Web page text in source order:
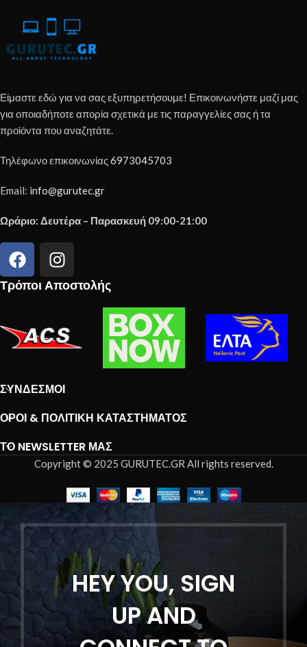
Είμαστε εδώ για να σας εξυπηρετήσουμε! Επικοινωνήστε μαζί μας
για οποιαδήποτε απορία σχετικά με τις παραγγελίες σας ή τα
προϊόντα που αναζητάτε.
Τηλέφωνο επικοινωνίας6973045703
Email: info@gurutec.gr
Ωράριο: Δευτέρα – Παρασκευή 09:00-21:00
Τρόποι Αποστολής
ΣΎΝΔΕΣΜΟΙ
ΌΡΟΙ & ΠΟΛΙΤΙΚΉ ΚΑΤΑΣΤΉΜΑΤΟΣ
ΤΟ NEWSLETTER ΜΑΣ
Copyright © 2025 GURUTEC.GR All rights reserved.
HEY YOU, SIGN
UP AND